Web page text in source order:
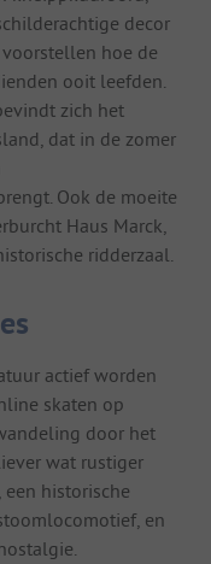
decor
hoe de
ooit leefden.
zich het
dat in de zomer
Ook de moeite
Haus Marck,
ridderzaal.
actief worden
skaten op
door het
wat rustiger
een historische
en